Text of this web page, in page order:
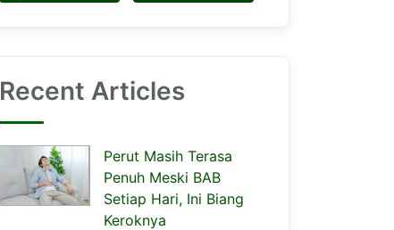
Recent Articles
Perut Masih Terasa
Penuh Meski BAB
Setiap Hari, Ini Biang
Keroknya